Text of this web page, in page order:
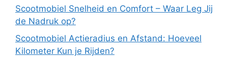
Scootmobiel Snelheid en Comfort – Waar Leg Jij
de Nadruk op?
Scootmobiel Actieradius en Afstand: Hoeveel
Kilometer Kun je Rijden?